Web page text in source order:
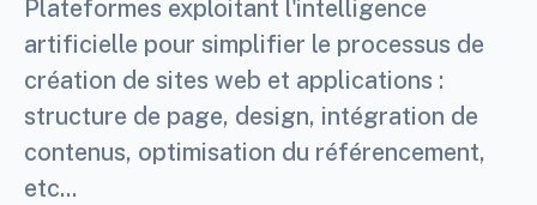
Plateformes exploitant l'intelligence
artificielle pour simplifier le processus de
création de sites web et applications :
structure de page, design, intégration de
contenus, optimisation du référencement,
etc...